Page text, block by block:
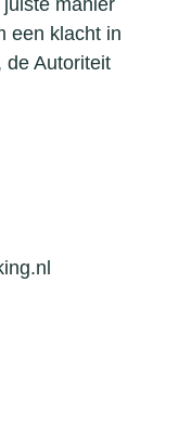
manier
een klacht in
de Autoriteit